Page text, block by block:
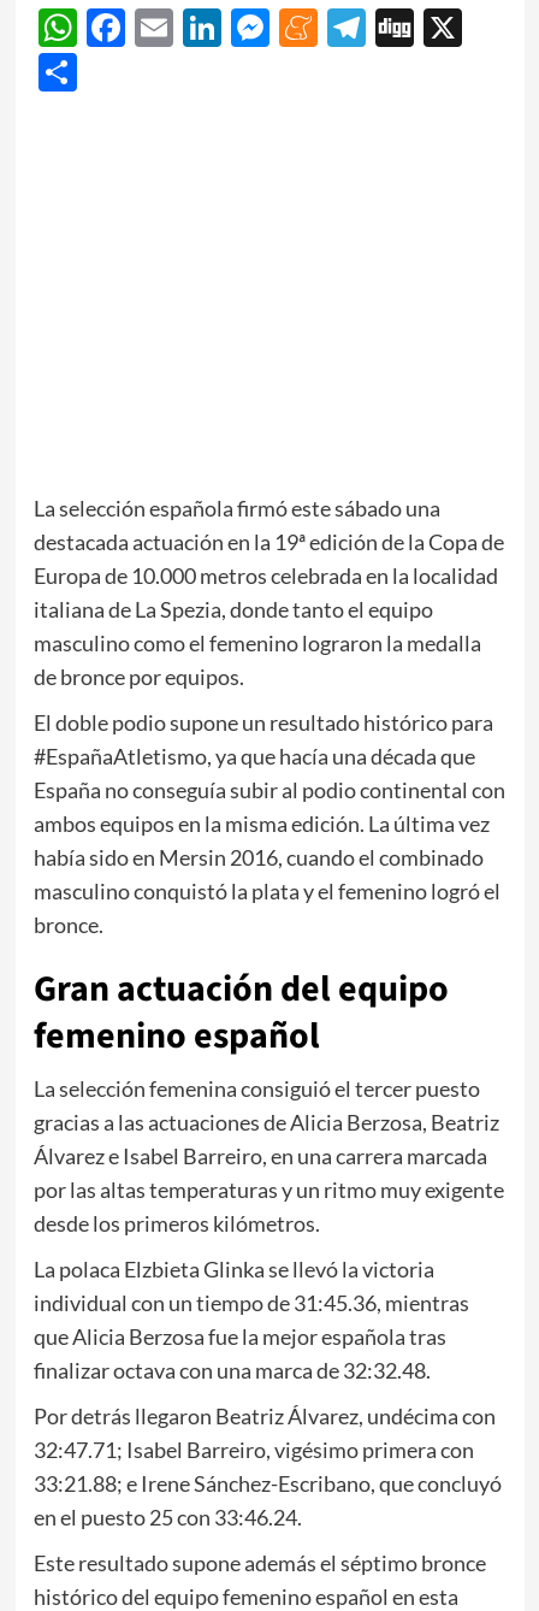
WhatsApp
Facebook
EmailLinkedIn
Messenger
Meneame
Telegram
Digg
X
Share
La selección española firmó este sábado una
destacada actuación en la 19ª edición de la Copa de
Europa de 10.000 metros celebrada en la localidad
italiana de La Spezia, donde tanto el equipo
masculino como el femenino lograron la medalla
de bronce por equipos.
El doble podio supone un resultado histórico para
#EspañaAtletismo, ya que hacía una década que
España no conseguía subir al podio continental con
ambos equipos en la misma edición. La última vez
había sido en Mersin 2016, cuando el combinado
masculino conquistó la plata y el femenino logró el
bronce.
Gran actuación del equipo
femenino español
La selección femenina consiguió el tercer puesto
gracias a las actuaciones de Alicia Berzosa, Beatriz
Álvarez e Isabel Barreiro, en una carrera marcada
por las altas temperaturas y un ritmo muy exigente
desde los primeros kilómetros.
La polaca Elzbieta Glinka se llevó la victoria
individual con un tiempo de 31:45.36, mientras
que Alicia Berzosa fue la mejor española tras
finalizar octava con una marca de 32:32.48.
Por detrás llegaron Beatriz Álvarez, undécima con
32:47.71; Isabel Barreiro, vigésimo primera con
33:21.88; e Irene Sánchez-Escribano, que concluyó
en el puesto 25 con 33:46.24.
Este resultado supone además el séptimo bronce
histórico del equipo femenino español en esta